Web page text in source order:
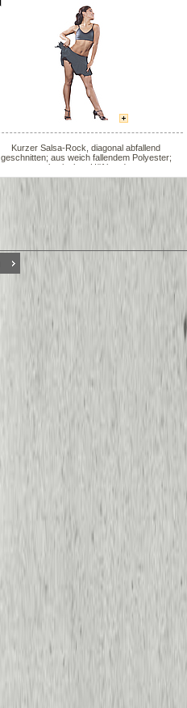
Kurzer Salsa-Rock, diagonal abfallend
geschnitten; aus weich fallendem Polyester;
elastisches Hüftband.